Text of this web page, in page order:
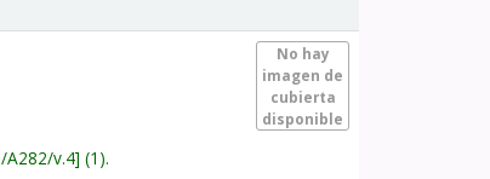
No hay
imagen de
cubierta
disponible
A282/v.4 (1).